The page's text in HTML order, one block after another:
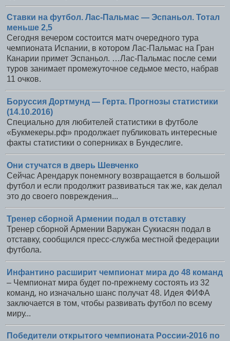
Ставки на футбол. Лас-Пальмас — Эспаньол. Тотал
меньше 2,5
Сегодня вечером состоится матч очередного тура
чемпионата Испании, в котором Лас-Пальмас на Гран
Канарии примет Эспаньол. …Лас-Пальмас после семи
туров занимает промежуточное седьмое место, набрав
11 очков.
Боруссия Дортмунд — Герта. Прогнозы статистики
(14.10.2016)
Специально для любителей статистики в футболе
«Букмекеры.рф» продолжает публиковать интересные
факты статистики о соперниках в Бундеслиге.
Они стучатся в дверь Шевченко
Сейчас Арендарук понемногу возвращается в большой
футбол и если продолжит развиваться так же, как делал
это до своего повреждения...
Тренер сборной Армении подал в отставку
Тренер сборной Армении Варужан Сукиасян подал в
отставку, сообщился пресс-служба местной федерации
футбола.
Инфантино расширит чемпионат мира до 48 команд
– Чемпионат мира будет по-прежнему состоять из 32
команд, но изначально шанс получат 48. Идея ФИФА
заключается в том, чтобы развивать футбол по всему
миру...
Победители открытого чемпионата России-2016 по